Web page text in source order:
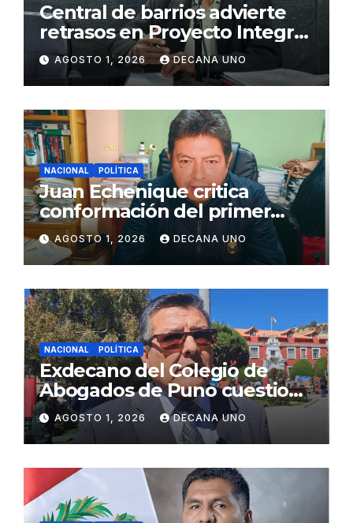
Central de barrios advierte
retrasos en Proyecto Integral
de Agua y Alcantarillado para
Juliaca
AGOSTO 1, 2026 DECANA UNO
NACIONAL POLÍTICA
Juan Echenique critica
conformación del primer
gabinete ministerial de Keiko
Fujimori
AGOSTO 1, 2026 DECANA UNO
NACIONAL POLÍTICA
Exdecano del Colegio de
Abogados de Puno cuestiona
propuestas sobre seguridad
ciudadana
AGOSTO 1, 2026 DECANA UNO